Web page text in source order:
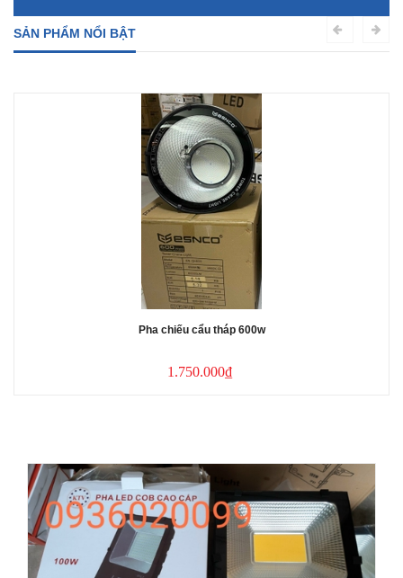
SẢN PHẨM NỔI BẬT
Pha chiếu cẩu tháp 600w
1.750.000₫